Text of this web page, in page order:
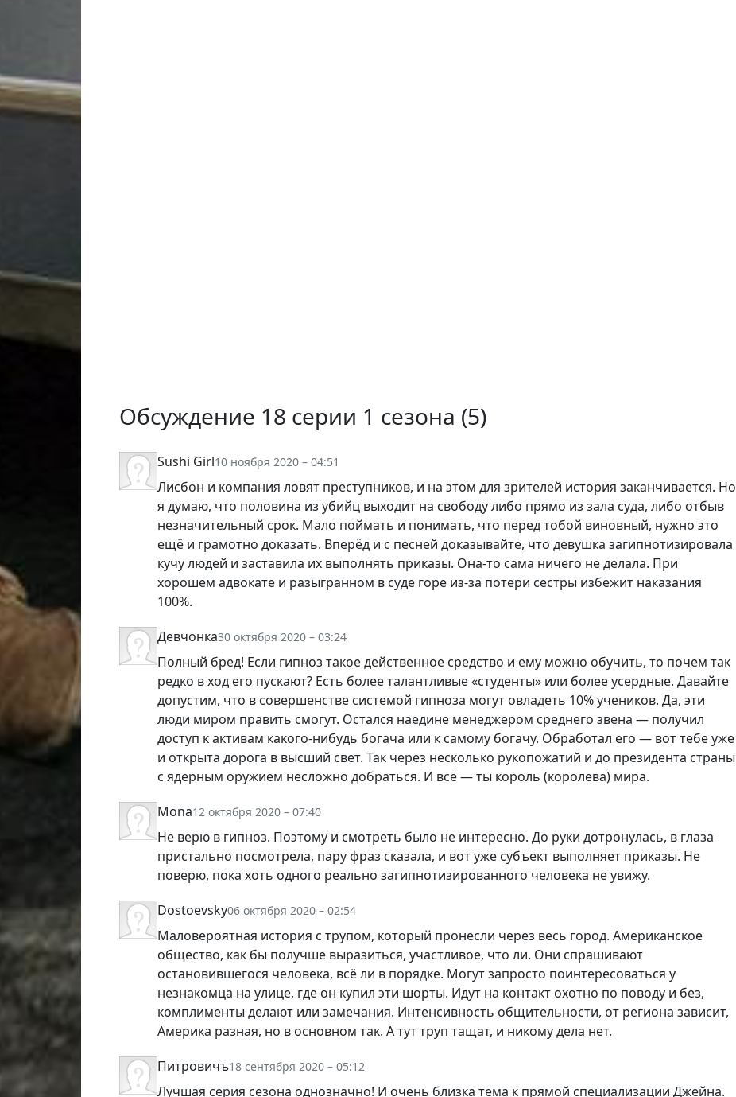
Обсуждение 18 серии 1 сезона (5)
Sushi Girl10 ноября 2020 – 04:51
Лисбон и компания ловят преступников, и на этом для зрителей история заканчивается. Но
я думаю, что половина из убийц выходит на свободу либо прямо из зала суда, либо отбыв
незначительный срок. Мало поймать и понимать, что перед тобой виновный, нужно это
ещё и грамотно доказать. Вперёд и с песней доказывайте, что девушка загипнотизировала
кучу людей и заставила их выполнять приказы. Она-то сама ничего не делала. При
хорошем адвокате и разыгранном в суде горе из-за потери сестры избежит наказания
100%.
Девчонка30 октября 2020 – 03:24
Полный бред! Если гипноз такое действенное средство и ему можно обучить, то почем так
редко в ход его пускают? Есть более талантливые «студенты» или более усердные. Давайте
допустим, что в совершенстве системой гипноза могут овладеть 10% учеников. Да, эти
люди миром править смогут. Остался наедине менеджером среднего звена — получил
доступ к активам какого-нибудь богача или к самому богачу. Обработал его — вот тебе уже
и открыта дорога в высший свет. Так через несколько рукопожатий и до президента страны
с ядерным оружием несложно добраться. И всё — ты король (королева) мира.
Mona12 октября 2020 – 07:40
Не верю в гипноз. Поэтому и смотреть было не интересно. До руки дотронулась, в глаза
пристально посмотрела, пару фраз сказала, и вот уже субъект выполняет приказы. Не
поверю, пока хоть одного реально загипнотизированного человека не увижу.
Dostoevsky06 октября 2020 – 02:54
Маловероятная история с трупом, который пронесли через весь город. Американское
общество, как бы получше выразиться, участливое, что ли. Они спрашивают
остановившегося человека, всё ли в порядке. Могут запросто поинтересоваться у
незнакомца на улице, где он купил эти шорты. Идут на контакт охотно по поводу и без,
комплименты делают или замечания. Интенсивность общительности, от региона зависит,
Америка разная, но в основном так. А тут труп тащат, и никому дела нет.
Питровичъ18 сентября 2020 – 05:12
Лучшая серия сезона однозначно! И очень близка тема к прямой специализации Джейна.